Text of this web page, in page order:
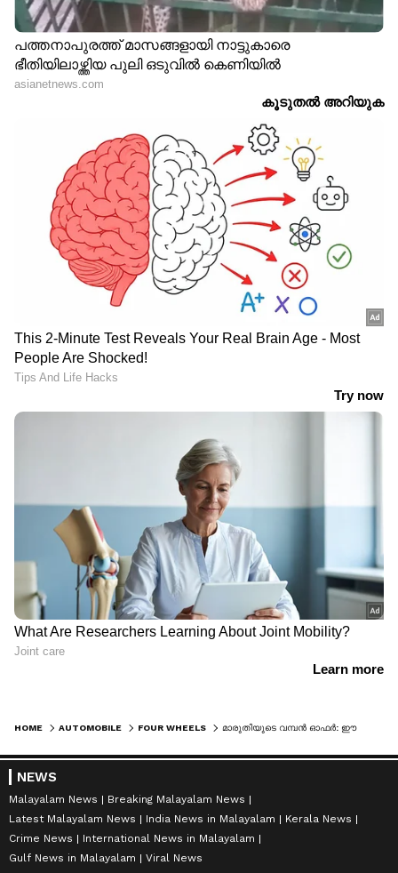
HOME AUTOMOBILE FOUR WHEELS
NEWS
Malayalam News
Breaking Malayalam News
Latest Malayalam News
India News in Malayalam
Kerala News
Crime News
International News in Malayalam
Gulf News in Malayalam
Viral News